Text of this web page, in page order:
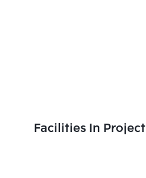
Facilities In Project